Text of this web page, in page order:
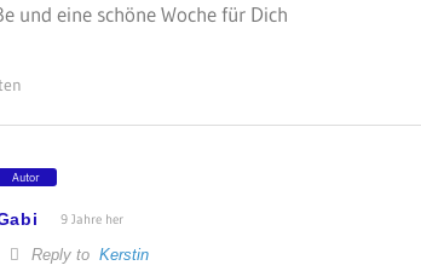
und eine schöne Woche für Dich
Autor
9 Jahre her
Reply to Kerstin